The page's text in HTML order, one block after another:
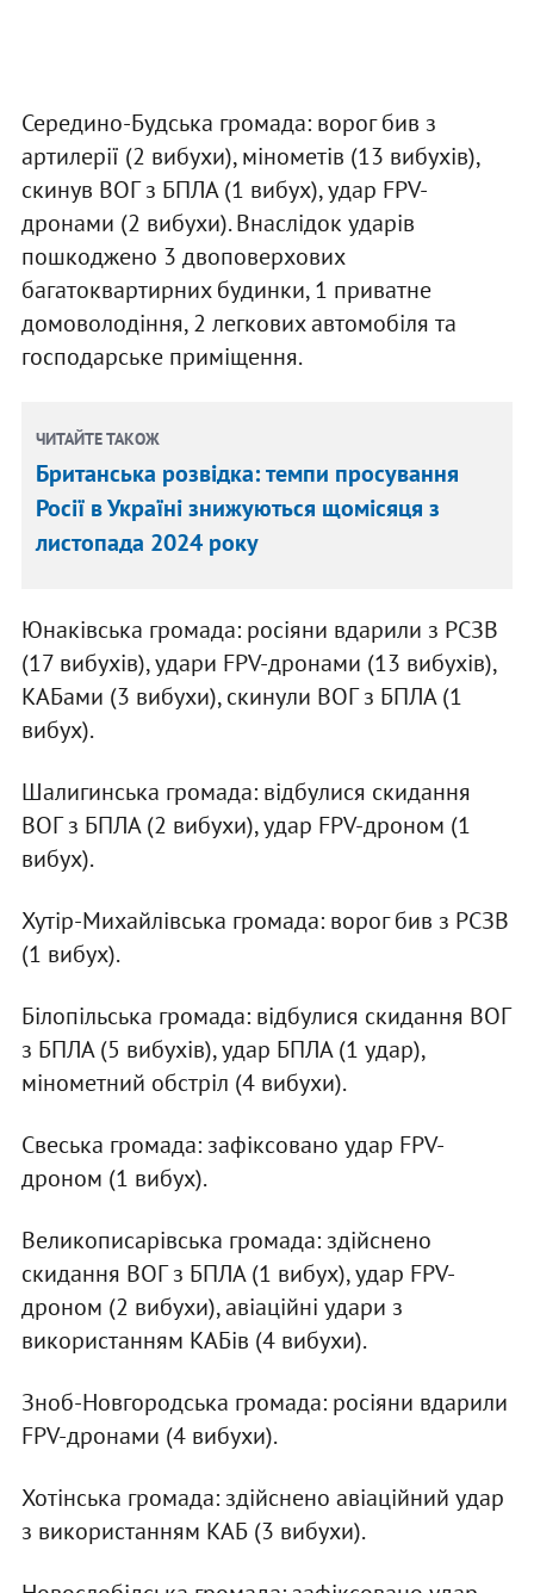
Середино-Будська громада: ворог бив з
артилерії (2 вибухи), мінометів (13 вибухів),
скинув ВОГ з БПЛА (1 вибух), удар FPV-
дронами (2 вибухи). Внаслідок ударів
пошкоджено 3 двоповерхових
багатоквартирних будинки, 1 приватне
домоволодіння, 2 легкових автомобіля та
господарське приміщення.
ЧИТАЙТЕ ТАКОЖ
Британська розвідка: темпи просування
Росії в Україні знижуються щомісяця з
листопада 2024 року
Юнаківська громада: росіяни вдарили з РСЗВ
(17 вибухів), удари FPV-дронами (13 вибухів),
КАБами (3 вибухи), скинули ВОГ з БПЛА (1
вибух).
Шалигинська громада: відбулися скидання
ВОГ з БПЛА (2 вибухи), удар FPV-дроном (1
вибух).
Хутір-Михайлівська громада: ворог бив з РСЗВ
(1 вибух).
Білопільська громада: відбулися скидання ВОГ
з БПЛА (5 вибухів), удар БПЛА (1 удар),
мінометний обстріл (4 вибухи).
Свеська громада: зафіксовано удар FPV-
дроном (1 вибух).
Великописарівська громада: здійснено
скидання ВОГ з БПЛА (1 вибух), удар FPV-
дроном (2 вибухи), авіаційні удари з
використанням КАБів (4 вибухи).
Зноб-Новгородська громада: росіяни вдарили
FPV-дронами (4 вибухи).
Хотінська громада: здійснено авіаційний удар
з використанням КАБ (3 вибухи).